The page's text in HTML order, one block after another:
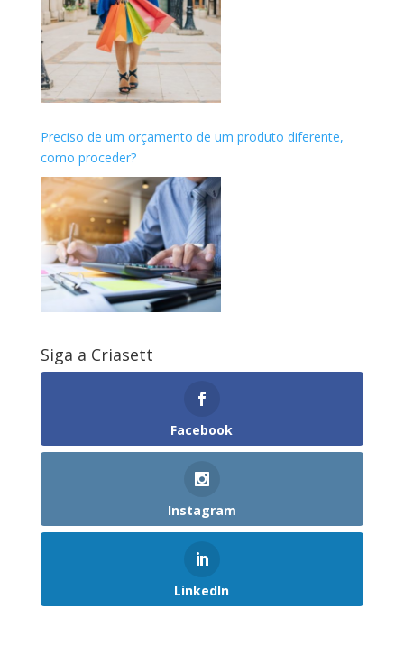
Preciso de um orçamento de um produto diferente,
como proceder?
Siga a Criasett
Facebook
Instagram
LinkedIn